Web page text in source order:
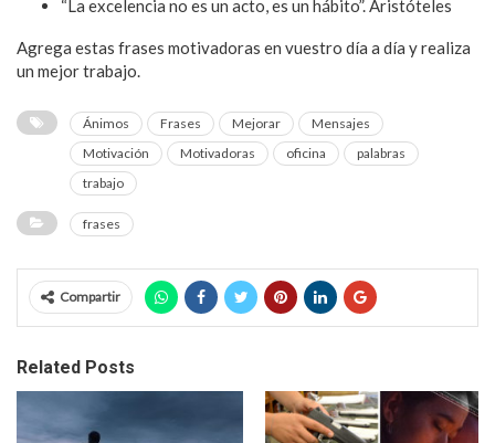
“La excelencia no es un acto, es un hábito”. Aristóteles
Agrega estas frases motivadoras en vuestro día a día y realiza
un mejor trabajo.
Ánimos Frases Mejorar
Mensajes
Motivación
Motivadoras oficina
palabras
trabajo
frases
Compartir
Related Posts